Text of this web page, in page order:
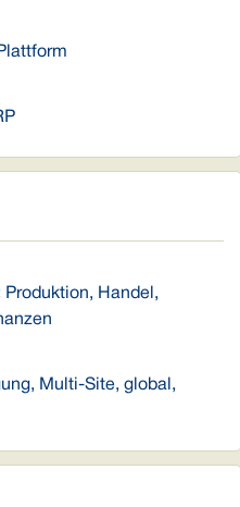
Handel,
Multi-Site, global,